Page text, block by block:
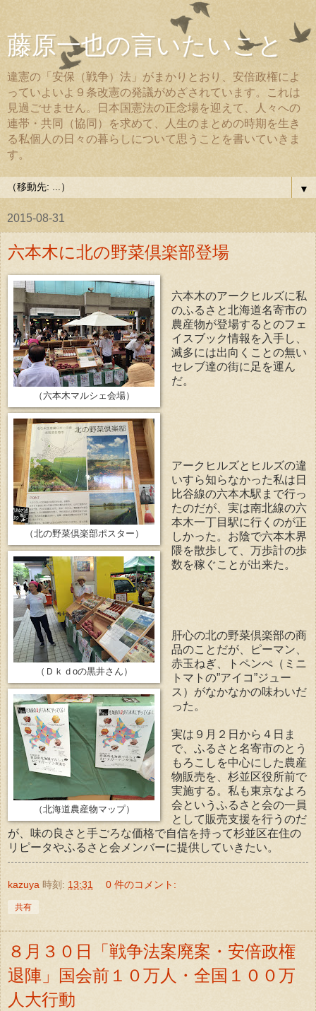
藤原一也の言いたいこと
違憲の「安保（戦争）法」がまかりとおり、安倍政権によ
っていよいよ９条改憲の発議がめざされています。これは
見過ごせません。日本国憲法の正念場を迎えて、人々への
連帯・共同（協同）を求めて、人生のまとめの時期を生き
る私個人の日々の暮らしについて思うことを書いていきま
す。
▼
2015-08-31
六本木に北の野菜倶楽部登場
（六本木マルシェ会場）
（北の野菜倶楽部ポスター）
六本木のアークヒルズに私
のふるさと北海道名寄市の
農産物が登場するとのフェ
イスブック情報を入手し、
滅多には出向くことの無い
セレブ達の街に足を運ん
だ。
（Ｄｋｄoの黒井さん）
（北海道農産物マップ）
アークヒルズとヒルズの違
いすら知らなかった私は日
比谷線の六本木駅まで行っ
たのだが、実は南北線の六
本木一丁目駅に行くのが正
しかった。お陰で六本木界
隈を散歩して、万歩計の歩
数を稼ぐことが出来た。
肝心の北の野菜倶楽部の商
品のことだが、ピーマン、
赤玉ねぎ、トペンぺ（ミニ
トマトの”アイコ”ジュー
ス）がなかなかの味わいだ
った。
実は９月２日から４日ま
で、ふるさと名寄市のとう
もろこしを中心にした農産
物販売を、杉並区役所前で
実施する。私も東京なよろ
会というふるさと会の一員
として販売支援を行うのだ
が、味の良さと手ごろな価格で自信を持って杉並区在住の
リピータやふるさと会メンバーに提供していきたい。
kazuya 時刻: 13:31 0 件のコメント:
共有
８月３０日「戦争法案廃案・安倍政権
退陣」国会前１０万人・全国１００万
人大行動